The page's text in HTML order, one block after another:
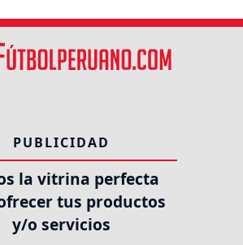
PUBLICIDAD
la vitrina perfecta
tus productos
y/o servicios